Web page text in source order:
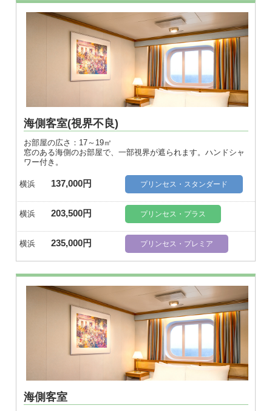
海側客室(視界不良)
お部屋の広さ：17～19㎡
窓のある海側のお部屋で、一部視界が遮られます。ハンドシャ
ワー付き。
横浜 137,000円 プリンセス・スタンダード
横浜 203,500円 プリンセス・プラス
横浜 235,000円 プリンセス・プレミア
海側客室